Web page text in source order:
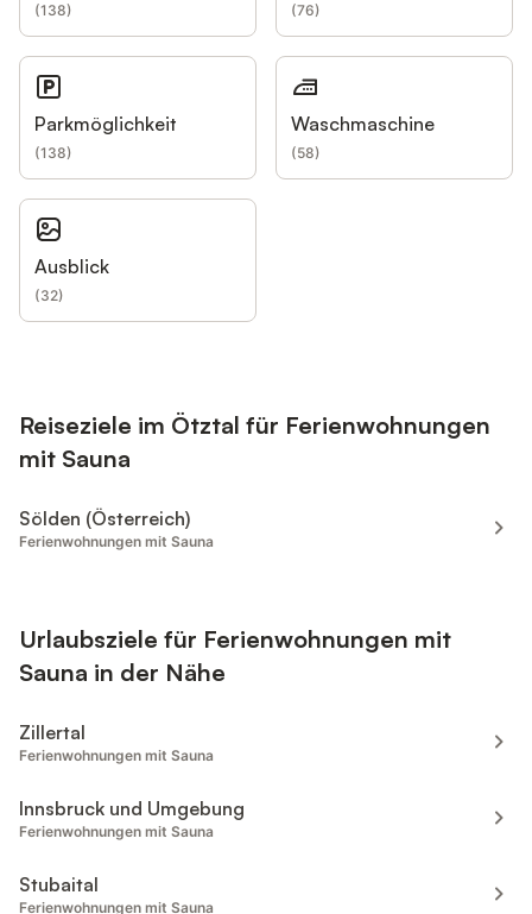
(138) (76)
Parkmöglichkeit
(138)
Waschmaschine
(58)
Ausblick
(32)
Reiseziele im Ötztal für Ferienwohnungen
mit Sauna
Sölden (Österreich)
Ferienwohnungen mit Sauna
Urlaubsziele für Ferienwohnungen mit
Sauna in der Nähe
Zillertal
Ferienwohnungen mit Sauna
Innsbruck und Umgebung
Ferienwohnungen mit Sauna
Stubaital
Ferienwohnungen mit Sauna